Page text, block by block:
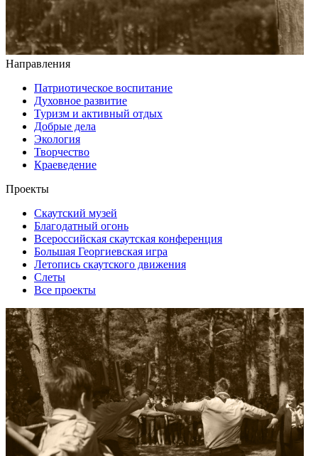
Направления
Патриотическое воспитание
Духовное развитие
Туризм и активный отдых
Добрые дела
Экология
Творчество
Краеведение
Проекты
Скаутский музей
Благодатный огонь
Всероссийская скаутская конференция
Большая Георгиевская игра
Летопись скаутского движения
Слеты
Все проекты